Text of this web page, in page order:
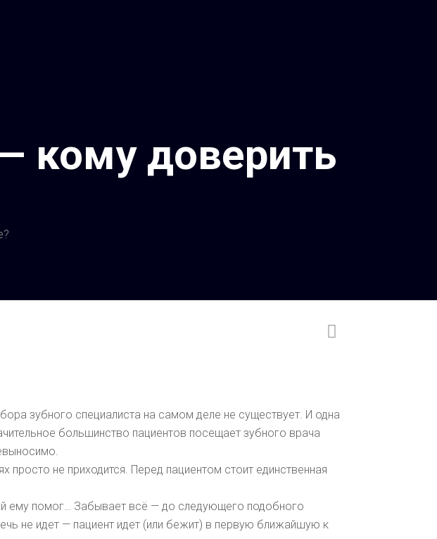
кому доверить
зубного специалиста на самом деле не существует. И одна
большинство пациентов посещает зубного врача
не приходится. Перед пациентом стоит единственная
ему помог… Забывает всё — до следующего подобного
не идет — пациент идет (или бежит) в первую ближайшую к